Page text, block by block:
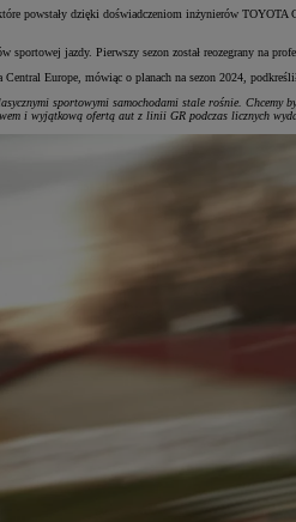
powstały dzięki doświadczeniom inżynierów
sportowej jazdy. Pierwszy sezon został reozegrany na
Europe, mówiąc o planach na sezon 2024,
sportowymi samochodami stale rośnie.
i wyjątkową ofertą aut z linii GR podczas licznych